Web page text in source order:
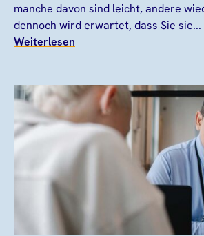
manche davon sind leicht, andere
dennoch wird erwartet, dass Sie sie...
Weiterlesen